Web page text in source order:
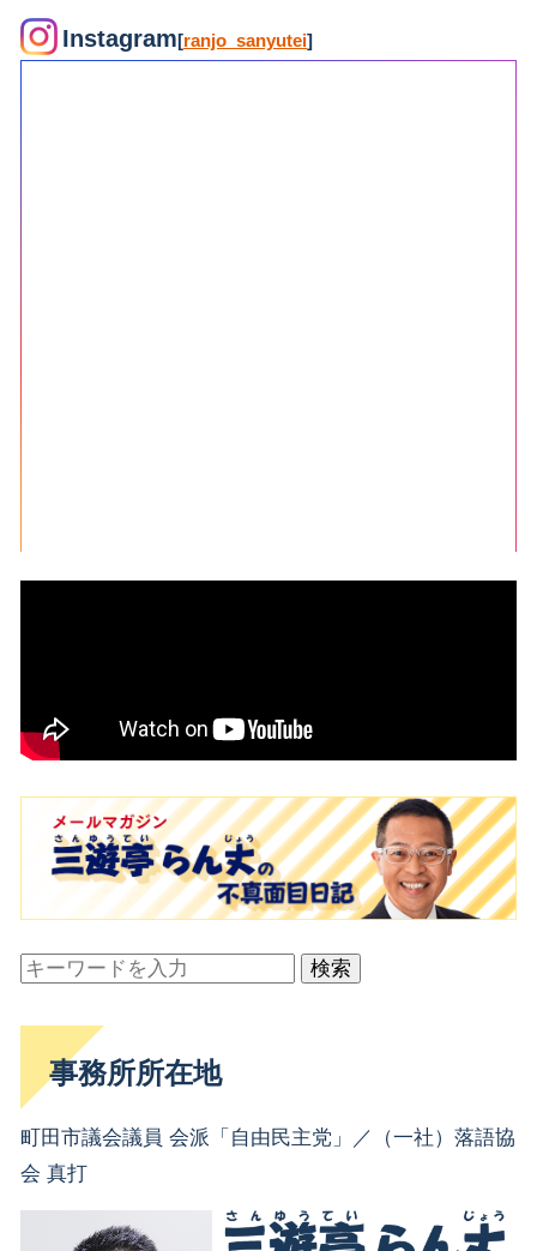
Instagram[ranjo_sanyutei]
検索
事務所所在地
町田市議会議員 会派「自由民主党」／（一社）落語協
会 真打